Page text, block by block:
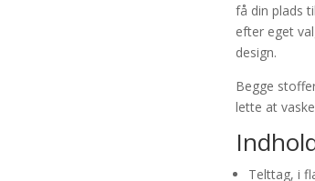
få din plads
efter eget
design.
Begge
lette at
Telttag, i